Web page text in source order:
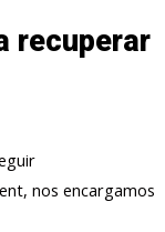
recuperar
nos encargamos